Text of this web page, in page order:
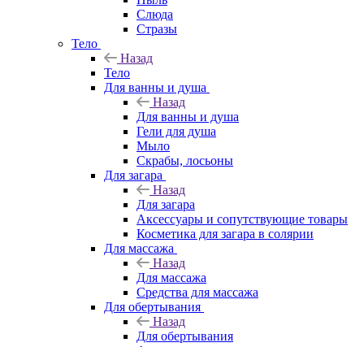
Слюда
Стразы
Тело
Назад
Тело
Для ванны и душа
Назад
Для ванны и душа
Гели для душа
Мыло
Скрабы, лосьоны
Для загара
Назад
Для загара
Аксессуары и сопутствующие товары
Косметика для загара в солярии
Для массажа
Назад
Для массажа
Средства для массажа
Для обертывания
Назад
Для обертывания